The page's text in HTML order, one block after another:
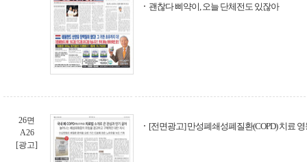
괜찮다 삐약이, 오늘 단체전도 있잖아
26면
A26
[광고]
[전면광고] 만성폐쇄성폐질환(COPD) 치료